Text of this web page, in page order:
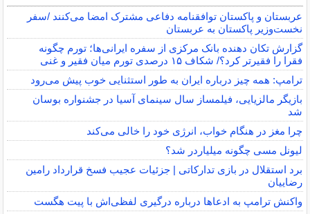
عربستان و پاکستان توافقنامه دفاعی مشترک امضا می‌کنند /سفر
نخست‌وزیر پاکستان به عربستان
گزارش تکان‌ دهنده بانک مرکزی از سفره ایرانی‌ها؛ تورم چگونه
فقرا را فقیرتر کرد؟/ شکاف ۱۵ درصدی تورم میان فقیر و غنی
ترامپ: همه چیز درباره ایران به طور استثنایی خوب پیش می‌رود
بازیگر مالزیایی، فیلمساز سال سینمای آسیا در جشنواره بوسان
شد
چرا مغز در هنگام خواب، انرژی خود را خالی می‌کند
لیونل مسی چگونه میلیاردر شد؟
برد استقلال در بازی تدارکاتی | جزئیات عجیب فسخ قرارداد رامین
رضاییان
واکنش ترامپ به ادعاها درباره درگیری لفظی‌اش با پیت هگست